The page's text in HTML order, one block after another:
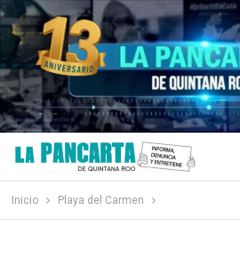
Inicio Playa del Carmen